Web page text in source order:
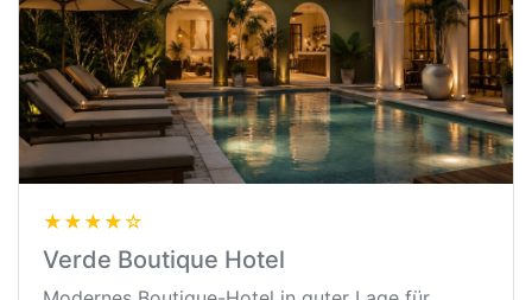
★★★★☆
Verde Boutique Hotel